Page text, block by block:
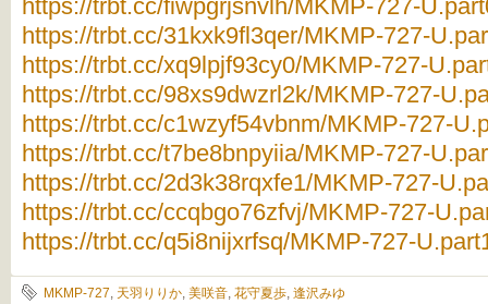
https://trbt.cc/fiwpgrjsnvlh/MKMP-727-
https://trbt.cc/31kxk9fl3qer/MKMP-727-
https://trbt.cc/xq9lpjf93cy0/MKMP-727-
https://trbt.cc/98xs9dwzrl2k/MKMP-727-
https://trbt.cc/c1wzyf54vbnm/MKMP-727-
https://trbt.cc/t7be8bnpyiia/MKMP-727-
https://trbt.cc/2d3k38rqxfe1/MKMP-727-
https://trbt.cc/ccqbgo76zfvj/MKMP-727-
https://trbt.cc/q5i8nijxrfsq/MKMP-727-
MKMP-727, 天羽りりか, 美咲音, 花守夏歩, 逢沢みゆ